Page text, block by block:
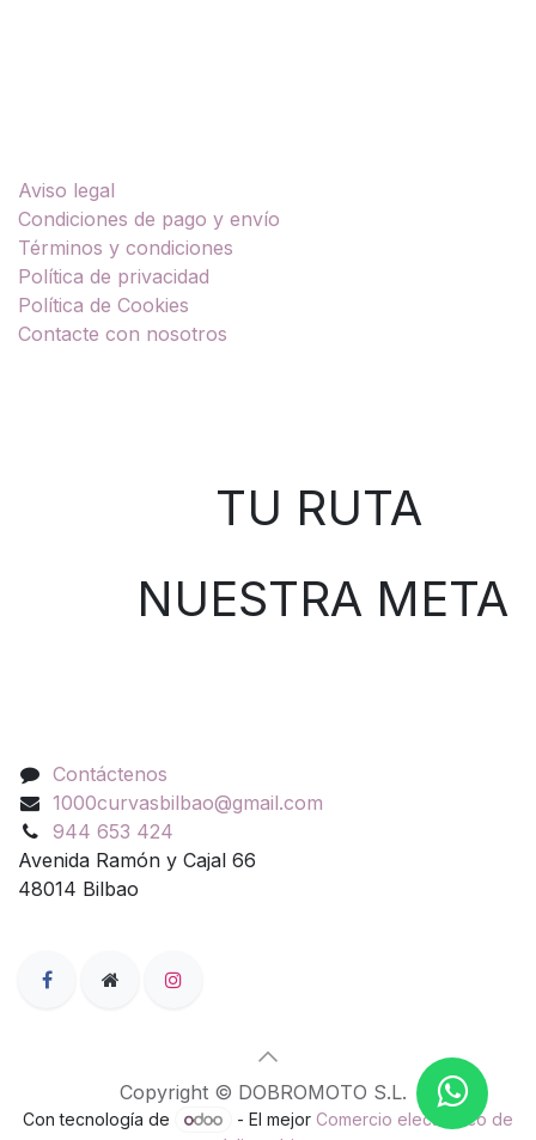
Aviso legal
Condiciones de pago y envío
Términos y condiciones
Política de privacidad
Política de Cookies
Contacte con nosotros
TU RUTA
NUESTRA META
Contáctenos
1000curvasbilbao@gmail.com
944 653 424
Avenida Ramón y Cajal 66
48014 Bilbao
Copyright © DOBROMOTO S.L.
Con tecnología de - El mejor Comercio electrónico de